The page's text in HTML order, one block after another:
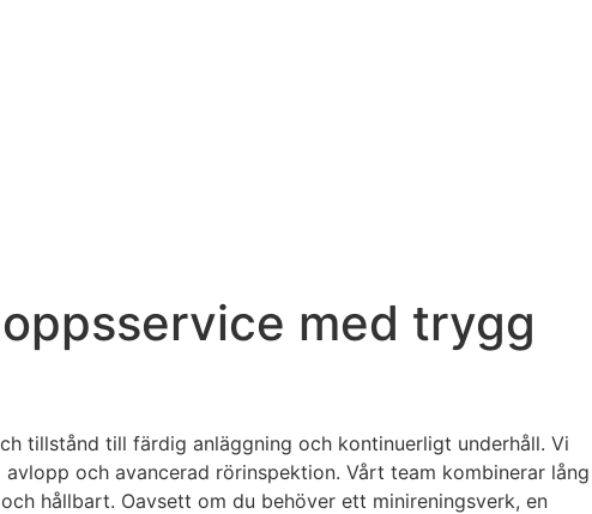
med trygg
tillstånd till färdig anläggning och kontinuerligt underhåll. Vi
och avancerad rörinspektion. Vårt team kombinerar lång
hållbart. Oavsett om du behöver ett minireningsverk, en